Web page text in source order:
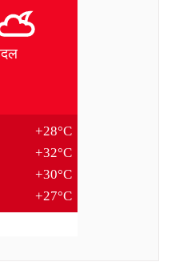
+28°C
+32°C
+30°C
+27°C